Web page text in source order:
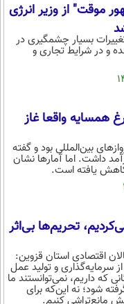
موقت" از وزیر انرژی
بسیار چشمگیری در
و در شرایط تجاری و
همسایه واقعا غاز
پروازهای بین‌المللی بود و گفته
میلیون دلار درآمد داشت. اما آمارها نشان
یافته است.
تحریم‌ها بی‌اثر
اقتصادی استان قزوین:
سرمایه‌گذاری و تولید عمل
که داریم، نمی‌توانستند ما
شود؛ نه این‌که برای